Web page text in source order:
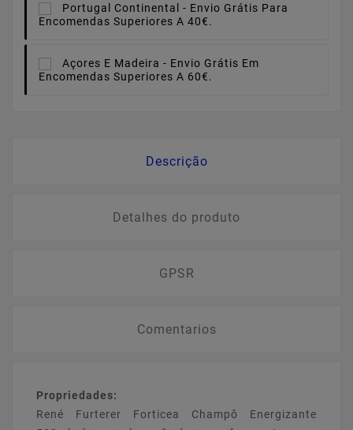
Portugal Continental - Envio Grátis Para
Encomendas Superiores A 40€.
Açores E Madeira - Envio Grátis Em
Encomendas Superiores A 60€.
Descrição
Detalhes do produto
GPSR
Comentarios
Propriedades:
René Furterer Forticea Champô Energizante